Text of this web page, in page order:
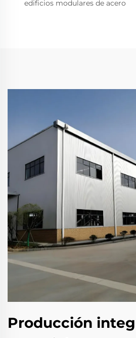
edificios modulares de acero
Producción